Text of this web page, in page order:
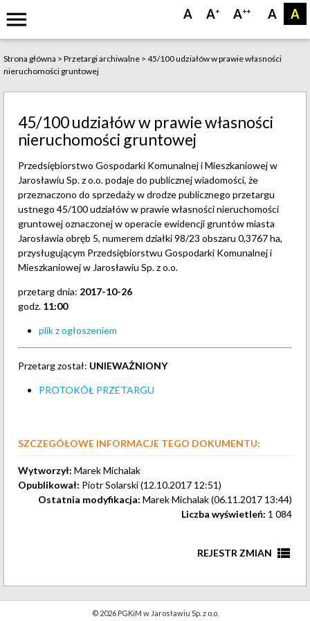
menu A
A
A++
A+
A
Strona główna > Przetargi archiwalne > 45/100 udziałów w prawie własności
nieruchomości gruntowej
45/100 udziałów w prawie własności
nieruchomości gruntowej
Przedsiębiorstwo Gospodarki Komunalnej i Mieszkaniowej w
Jarosławiu Sp. z o.o. podaje do publicznej wiadomości, że
przeznaczono do sprzedaży w drodze publicznego przetargu
ustnego 45/100 udziałów w prawie własności nieruchomości
gruntowej oznaczonej w operacie ewidencji gruntów miasta
Jarosławia obręb 5, numerem działki 98/23 obszaru 0,3767 ha,
przysługującym Przedsiębiorstwu Gospodarki Komunalnej i
Mieszkaniowej w Jarosławiu Sp. z o.o.
przetarg dnia: 2017-10-26
godz. 11:00
plik z ogłoszeniem
Przetarg został: UNIEWAŻNIONY
PROTOKÓŁ PRZETARGU
SZCZEGÓŁOWE INFORMACJE TEGO DOKUMENTU:
Wytworzył: Marek Michalak
Opublikował: Piotr Solarski (12.10.2017 12:51)
Ostatnia modyfikacja: Marek Michalak (06.11.2017 13:44)
Liczba wyświetleń: 1 084
REJESTR ZMIAN view_list
aktualizacja treści
© 2026 PGKiM w Jarosławiu Sp. z o.o.